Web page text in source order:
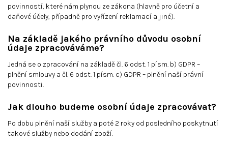
povinností, které nám plynou ze zákona (hlavně pro účetní a
daňové účely, případně pro vyřízení reklamací a jiné).
Na základě jakého právního důvodu osobní
údaje zpracováváme?
Jedná se o zpracování na základě čl. 6 odst. 1 písm. b) GDPR –
plnění smlouvy a čl. 6 odst. 1 písm. c) GDPR – plnění naší právní
povinnosti.
Jak dlouho budeme osobní údaje zpracovávat?
Po dobu plnění naší služby a poté 2 roky od posledního poskytnutí
takové služby nebo dodání zboží.